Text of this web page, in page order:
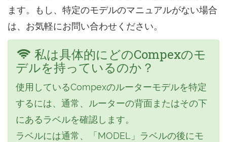
ます。もし、特定のモデルのマニュアルがない場合
は、お気軽にお問い合わせください。
私は具体的にどのCompexのモ
デルを持っているのか？
使用しているCompexのルーターモデルを特定
するには、通常、ルーターの背面またはその下
にあるラベルを確認します。
ラベルには通常、「MODEL」ラベルの後にモ